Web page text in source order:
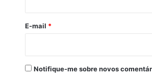
*
E-mail *
Notifique-me sobre novos